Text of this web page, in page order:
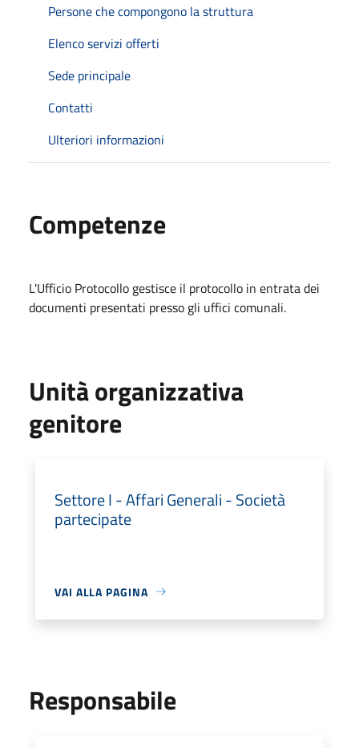
Persone che compongono la struttura
Elenco servizi offerti
Sede principale
Contatti
Ulteriori informazioni
Competenze
L'Ufficio Protocollo gestisce il protocollo in entrata dei
documenti presentati presso gli uffici comunali.
Unità organizzativa
genitore
Settore I - Affari Generali - Società
partecipate
VAI ALLA PAGINA
Responsabile